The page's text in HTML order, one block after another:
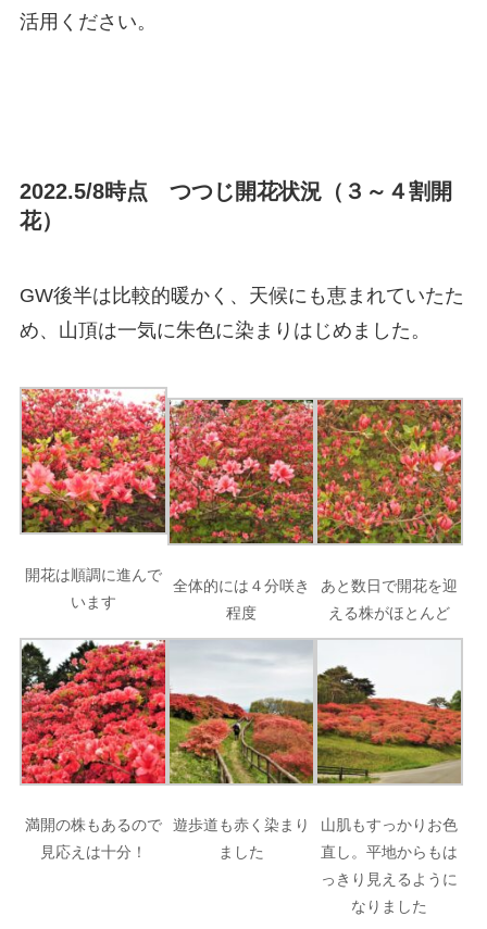
活用ください。
2022.5/8時点 つつじ開花状況（３～４割開
花）
GW後半は比較的暖かく、天候にも恵まれていたた
め、山頂は一気に朱色に染まりはじめました。
開花は順調に進んで
います
全体的には４分咲き
程度
あと数日で開花を迎
える株がほとんど
満開の株もあるので
見応えは十分！
遊歩道も赤く染まり
ました
山肌もすっかりお色
直し。平地からもは
っきり見えるように
なりました